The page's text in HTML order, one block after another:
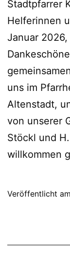
Stadtpfarrer
Helferinnen
Januar
uns im
Altenstadt,
von unserer
Stöckl und
willkommen
Veröffentlicht am